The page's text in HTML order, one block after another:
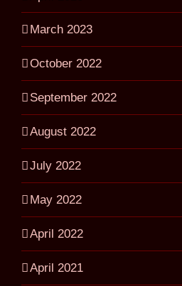
March 2023
October 2022
September 2022
August 2022
July 2022
May 2022
April 2022
April 2021